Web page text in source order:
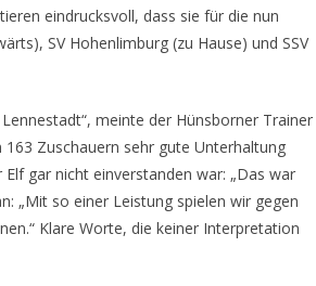
eindrucksvoll, dass sie für die nun
SV Hohenlimburg (zu Hause) und SSV
meinte der Hünsborner Trainer
Zuschauern sehr gute Unterhaltung
gar nicht einverstanden war: „Das war
„Mit so einer Leistung spielen wir gegen
Klare Worte, die keiner Interpretation